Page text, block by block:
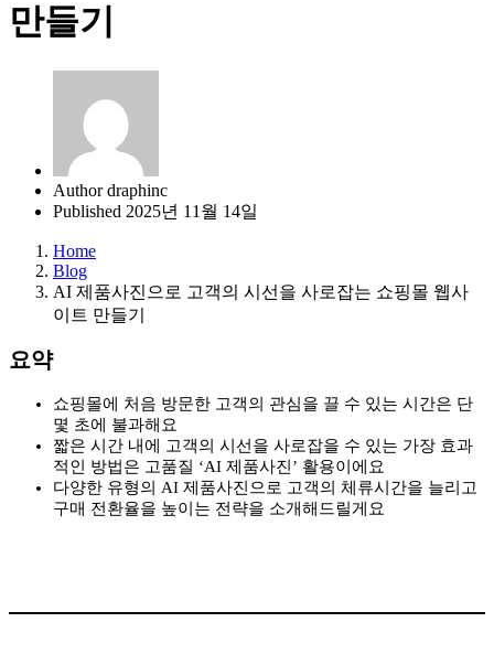
만들기
Author draphinc
Published 2025년 11월 14일
Home
Blog
AI 제품사진으로 고객의 시선을 사로잡는 쇼핑몰 웹사
이트 만들기
요약
쇼핑몰에 처음 방문한 고객의 관심을 끌 수 있는 시간은 단
몇 초에 불과해요
짧은 시간 내에 고객의 시선을 사로잡을 수 있는 가장 효과
적인 방법은 고품질 ‘AI 제품사진’ 활용이에요
다양한 유형의 AI 제품사진으로 고객의 체류시간을 늘리고
구매 전환율을 높이는 전략을 소개해드릴게요